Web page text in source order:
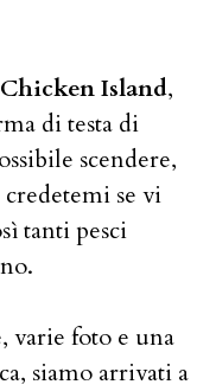
Chicken Island,
di testa di
scendere,
credetemi se vi
tanti pesci
varie foto e una
siamo arrivati a